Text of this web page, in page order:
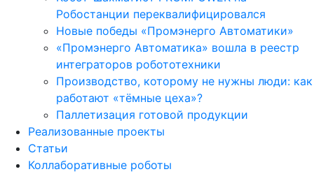
Робостанции переквалифицировался
Новые победы «Промэнерго Автоматики»
«Промэнерго Автоматика» вошла в реестр
интеграторов робототехники
Производство, которому не нужны люди: как
работают «тёмные цеха»?
Паллетизация готовой продукции
Реализованные проекты
Статьи
Коллаборативные роботы